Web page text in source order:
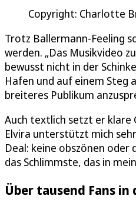
Copyright: Charlotte
Trotz Ballermann-Feeling
werden. „Das Musikvideo
bewusst nicht in der
Hafen und auf einem Steg
breiteres Publikum
Auch textlich setzt er klare
Elvira unterstützt mich
Deal: keine obszönen oder
das Schlimmste, das in
Über tausend Fans in